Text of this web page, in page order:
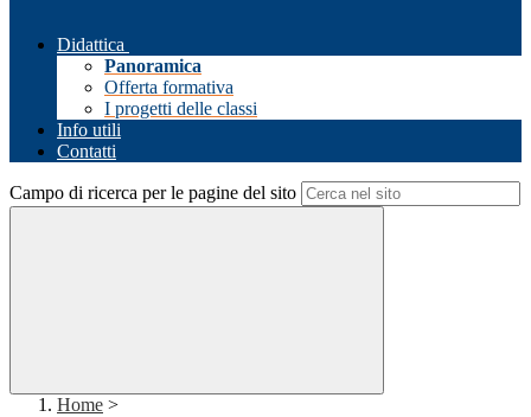
Didattica
Panoramica
Offerta formativa
I progetti delle classi
Info utili
Contatti
Campo di ricerca per le pagine del sito
Home >